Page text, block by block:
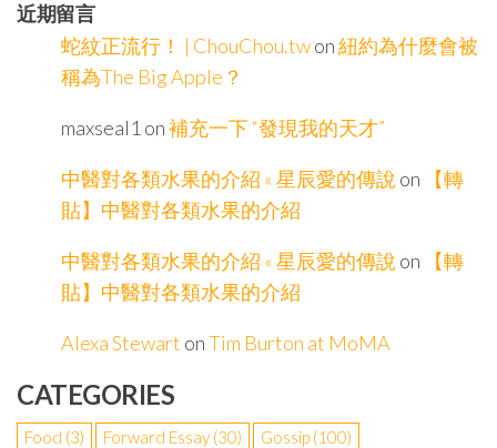
近期留言
蛇紋正流行！ | ChouChou.twon紐約為什麼會被
稱為The Big Apple？
maxseal1 on補充一下 “發現我的天才”
中醫對各類水果的介紹 « 星辰愛的傳說 on
【轉
貼】中醫對各類水果的介紹
中醫對各類水果的介紹 « 星辰愛的傳說 on
【轉
貼】中醫對各類水果的介紹
Alexa Stewart onTim Burton at MoMA
CATEGORIES
Food (3) Forward Essay (30) Gossip (100)